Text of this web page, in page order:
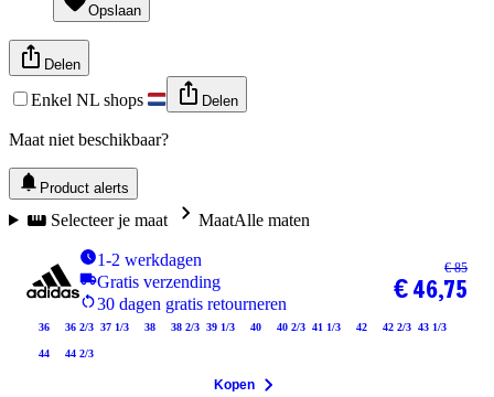
Opslaan
Delen
Enkel NL shops Delen
Maat niet beschikbaar?
Product alerts
Selecteer je maat MaatAlle maten
1-2 werkdagen
Gratis verzending
30 dagen gratis retourneren
36 36 2/3 37 1/3 38 38 2/3 39 1/3 40 40 2/3 41 1/3 42 42 2/3 43 1/3
44 44 2/3
€ 85
€ 46,75
Kopen